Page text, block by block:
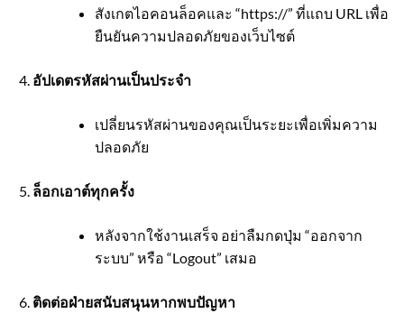
สังเกตไอคอนล็อคและ “https://” ที่แถบ URL เพื่อ
ยืนยันความปลอดภัยของเว็บไซต์
อัปเดตรหัสผ่านเป็นประจำ
เปลี่ยนรหัสผ่านของคุณเป็นระยะเพื่อเพิ่มความ
ปลอดภัย
ล็อกเอาต์ทุกครั้ง
หลังจากใช้งานเสร็จ อย่าลืมกดปุ่ม “ออกจาก
ระบบ” หรือ “Logout” เสมอ
ติดต่อฝ่ายสนับสนุนหากพบปัญหา